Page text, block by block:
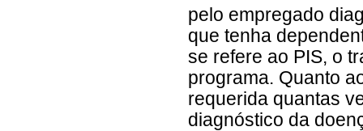
pelo empregado
que tenha
se refere ao PIS, o
programa. Quanto
requerida quantas
diagnóstico da